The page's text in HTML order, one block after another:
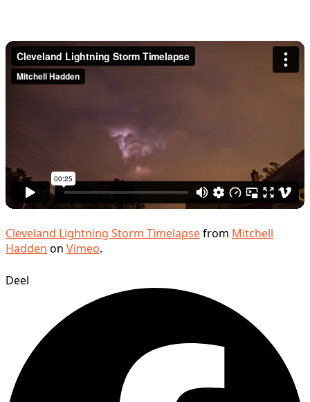
Cleveland Lightning Storm Timelapsefrom Mitchell
Hadden on Vimeo.
Deel